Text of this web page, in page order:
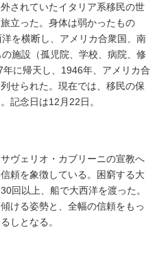
されていたイタリア系移民の世
立った。身体は弱かったもの
を横断し、アメリカ合衆国、南
施設（孤児院、学校、病院、修
に帰天し、1946年、アメリカ合
せられた。現在では、移民の保
記念日は12月22日。
ヴェリオ・カブリーニの宣教へ
頼を象徴している。困窮する大
回以上、船で大西洋を渡った。
ける姿勢と、全幅の信頼をもっ
しとなる。